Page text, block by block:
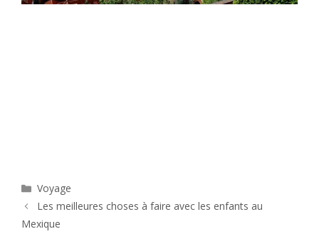
Catégories
Voyage
Les meilleures choses à faire avec les enfants au
Mexique